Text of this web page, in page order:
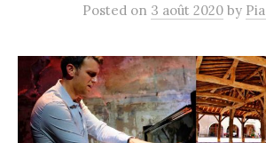
Posted on 3 août 2020 by